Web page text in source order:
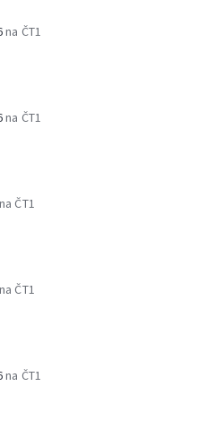
na ČT1
na ČT1
na ČT1
na ČT1
na ČT1